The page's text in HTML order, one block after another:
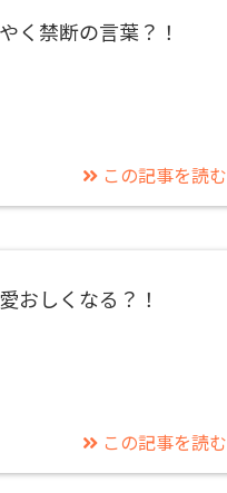
く禁断の言葉？！
この記事を読む
おしくなる？！
この記事を読む